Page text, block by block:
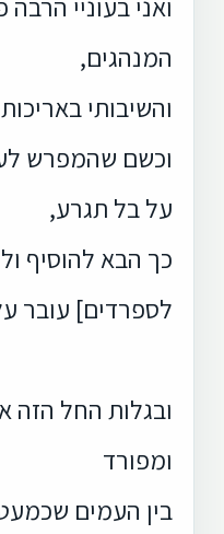
המנהגים,
והשיבותי
וכשם שהמפרש
על בל תגרע,
כך הבא להוסיף
לספרדים] עובר
ובגלות החל
ומפורד
בין העמים